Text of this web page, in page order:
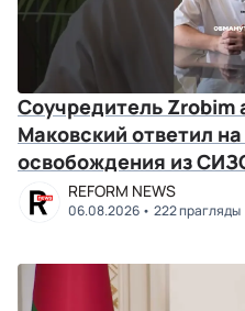
Соучредитель
Маковский ответил
освобождения из
REFORM NEWS
06.08.2026 222 прагляды